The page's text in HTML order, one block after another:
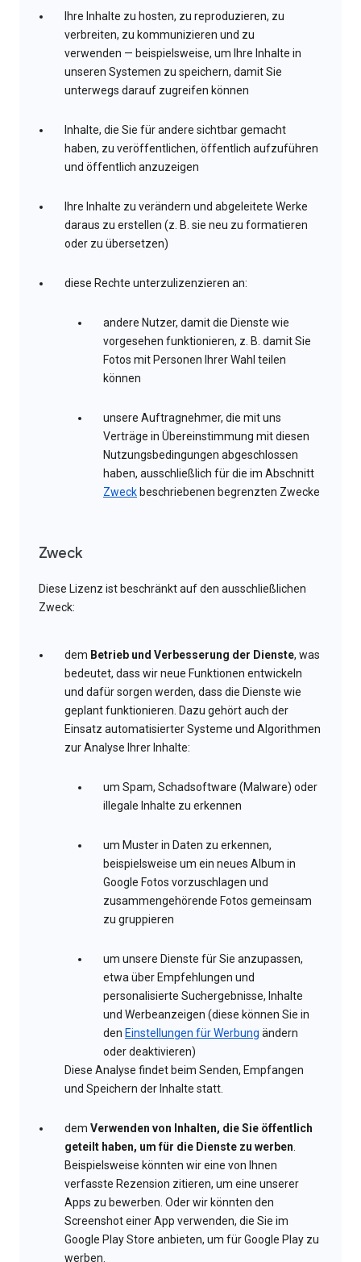
Ihre Inhalte zu hosten, zu reproduzieren, zu
verbreiten, zu kommunizieren und zu
verwenden — beispielsweise, um Ihre Inhalte in
unseren Systemen zu speichern, damit Sie
unterwegs darauf zugreifen können
Inhalte, die Sie für andere sichtbar gemacht
haben, zu veröffentlichen, öffentlich aufzuführen
und öffentlich anzuzeigen
Ihre Inhalte zu verändern und abgeleitete Werke
daraus zu erstellen (z. B. sie neu zu formatieren
oder zu übersetzen)
diese Rechte unterzulizenzieren an:
andere Nutzer, damit die Dienste wie
vorgesehen funktionieren, z. B. damit Sie
Fotos mit Personen Ihrer Wahl teilen
können
unsere Auftragnehmer, die mit uns
Verträge in Übereinstimmung mit diesen
Nutzungsbedingungen abgeschlossen
haben, ausschließlich für die im Abschnitt
Zweck beschriebenen begrenzten Zwecke
Zweck
Diese Lizenz ist beschränkt auf den ausschließlichen
Zweck:
dem Betrieb und Verbesserung der Dienste, was
bedeutet, dass wir neue Funktionen entwickeln
und dafür sorgen werden, dass die Dienste wie
geplant funktionieren. Dazu gehört auch der
Einsatz automatisierter Systeme und Algorithmen
zur Analyse Ihrer Inhalte:
um Spam, Schadsoftware (Malware) oder
illegale Inhalte zu erkennen
um Muster in Daten zu erkennen,
beispielsweise um ein neues Album in
Google Fotos vorzuschlagen und
zusammengehörende Fotos gemeinsam
zu gruppieren
um unsere Dienste für Sie anzupassen,
etwa über Empfehlungen und
personalisierte Suchergebnisse, Inhalte
und Werbeanzeigen (diese können Sie in
den Einstellungen für Werbung ändern
oder deaktivieren)
Diese Analyse findet beim Senden, Empfangen
und Speichern der Inhalte statt.
dem Verwenden von Inhalten, die Sie öffentlich
geteilt haben, um für die Dienste zu werben.
Beispielsweise könnten wir eine von Ihnen
verfasste Rezension zitieren, um eine unserer
Apps zu bewerben. Oder wir könnten den
Screenshot einer App verwenden, die Sie im
Google Play Store anbieten, um für Google Play zu
werben.